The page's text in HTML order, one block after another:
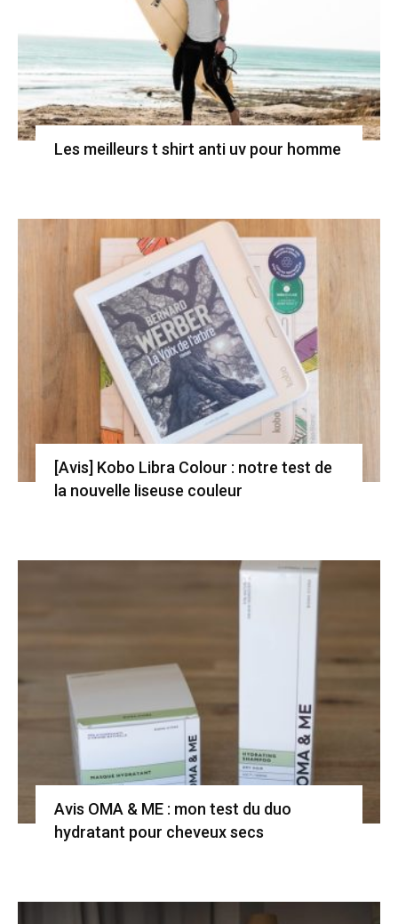
Les meilleurs t shirt anti uv pour homme
[Avis] Kobo Libra Colour : notre test de
la nouvelle liseuse couleur
Avis OMA & ME : mon test du duo
hydratant pour cheveux secs